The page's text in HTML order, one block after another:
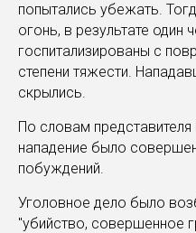
попытались убежать.
огонь, в результате один
госпитализированы с
степени тяжести.
скрылись.
По словам
нападение было
побуждений.
Уголовное дело было
"убийство, совершенное